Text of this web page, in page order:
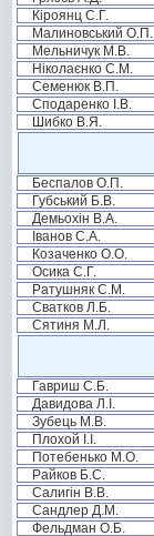
Кіроянц С.Г.
Малиновський О.П.
Мельничук М.В.
Ніколаєнко С.М.
Семенюк В.П.
Сподаренко І.В.
Шибко В.Я.
Беспалов О.П.
Губський Б.В.
Демьохін В.А.
Іванов С.А.
Козаченко О.О.
Осика С.Г.
Ратушняк С.М.
Сватков Л.Б.
Сятиня М.Л.
Гавриш С.Б.
Давидова Л.І.
Зубець М.В.
Плохой І.І.
Потебенько М.О.
Райков Б.С.
Салигін В.В.
Сандлер Д.М.
Фельдман О.Б.